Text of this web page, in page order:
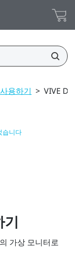
용하기 > VIVE
습니다
기
가상 모니터로